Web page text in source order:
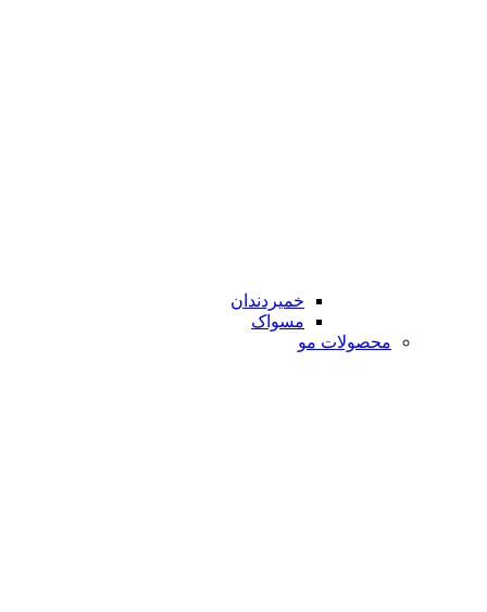
خمیردندان
مسواک
محصولات مو